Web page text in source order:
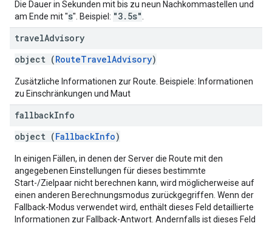
Die Dauer in Sekunden mit bis zu neun Nachkommastellen und
am Ende mit "s". Beispiel: "3.5s"
travelAdvisory
object (RouteTravelAdvisory)
Zusätzliche Informationen zur Route. Beispiele: Informationen
zu Einschränkungen und Maut
fallbackInfo
object (FallbackInfo)
In einigen Fällen, in denen der Server die Route mit den
angegebenen Einstellungen für dieses bestimmte
Start-/Zielpaar nicht berechnen kann, wird möglicherweise auf
einen anderen Berechnungsmodus zurückgegriffen. Wenn der
Fallback-Modus verwendet wird, enthält dieses Feld detaillierte
Informationen zur Fallback-Antwort. Andernfalls ist dieses Feld